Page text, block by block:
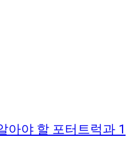
아야 할 포터트럭과 1